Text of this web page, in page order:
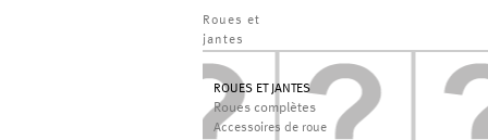
Roues et
jantes
ROUES ET JANTES
Roues complètes
Accessoires de roue